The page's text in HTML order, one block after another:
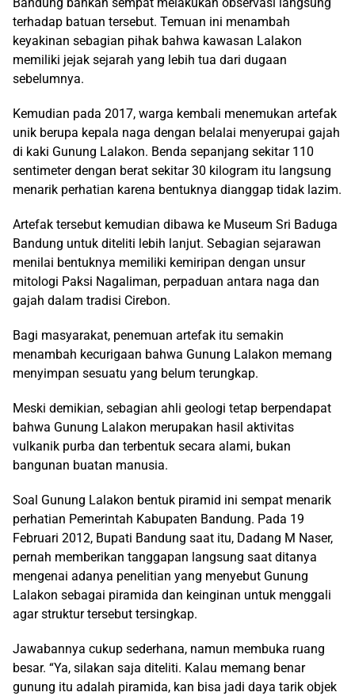
Bandung bahkan sempat melakukan observasi langsung
terhadap batuan tersebut. Temuan ini menambah
keyakinan sebagian pihak bahwa kawasan Lalakon
memiliki jejak sejarah yang lebih tua dari dugaan
sebelumnya.
Kemudian pada 2017, warga kembali menemukan artefak
unik berupa kepala naga dengan belalai menyerupai gajah
di kaki Gunung Lalakon. Benda sepanjang sekitar 110
sentimeter dengan berat sekitar 30 kilogram itu langsung
menarik perhatian karena bentuknya dianggap tidak lazim.
Artefak tersebut kemudian dibawa ke Museum Sri Baduga
Bandung untuk diteliti lebih lanjut. Sebagian sejarawan
menilai bentuknya memiliki kemiripan dengan unsur
mitologi Paksi Nagaliman, perpaduan antara naga dan
gajah dalam tradisi Cirebon.
Bagi masyarakat, penemuan artefak itu semakin
menambah kecurigaan bahwa Gunung Lalakon memang
menyimpan sesuatu yang belum terungkap.
Meski demikian, sebagian ahli geologi tetap berpendapat
bahwa Gunung Lalakon merupakan hasil aktivitas
vulkanik purba dan terbentuk secara alami, bukan
bangunan buatan manusia.
Soal Gunung Lalakon bentuk piramid ini sempat menarik
perhatian Pemerintah Kabupaten Bandung. Pada 19
Februari 2012, Bupati Bandung saat itu, Dadang M Naser,
pernah memberikan tanggapan langsung saat ditanya
mengenai adanya penelitian yang menyebut Gunung
Lalakon sebagai piramida dan keinginan untuk menggali
agar struktur tersebut tersingkap.
Jawabannya cukup sederhana, namun membuka ruang
besar. “Ya, silakan saja diteliti. Kalau memang benar
gunung itu adalah piramida, kan bisa jadi daya tarik objek